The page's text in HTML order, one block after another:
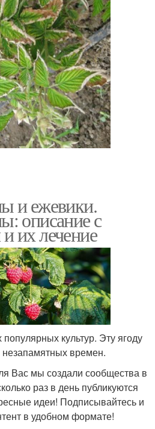
и ежевики.
описание с
их лечение
культур. Эту ягоду
времен.
Вас мы создали сообщества в
раз в день публикуются
идеи! Подписывайтесь и
в удобном формате!